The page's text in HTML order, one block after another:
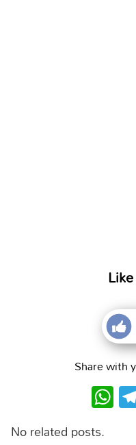
Share with
No related posts.